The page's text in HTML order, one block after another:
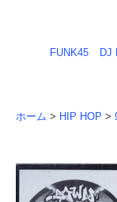
FUNK45 DJ
ホーム > HIP HOP >